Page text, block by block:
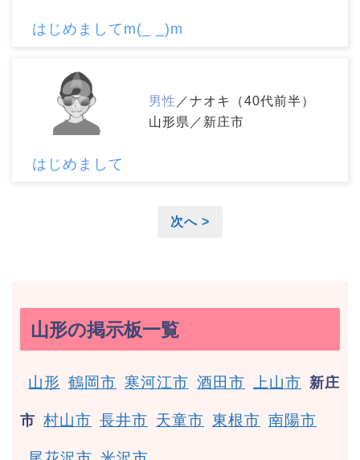
はじめましてm(_ _)m
男性 ／ナオキ（40代前半）
山形県／新庄市
はじめまして
次へ >
山形の掲示板一覧
山形 鶴岡市 寒河江市 酒田市 上山市 新庄
市 村山市 長井市 天童市 東根市 南陽市